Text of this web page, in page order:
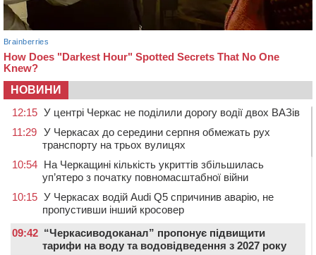
НОВИНИ
12:15 У центрі Черкас не поділили дорогу водії двох ВАЗів
11:29 У Черкасах до середини серпня обмежать рух
транспорту на трьох вулицях
10:54 На Черкащині кількість укриттів збільшилась
уп’ятеро з початку повномасштабної війни
10:15 У Черкасах водій Audi Q5 спричинив аварію, не
пропустивши інший кросовер
09:42 “Черкасиводоканал” пропонує підвищити
тарифи на воду та водовідведення з 2027 року